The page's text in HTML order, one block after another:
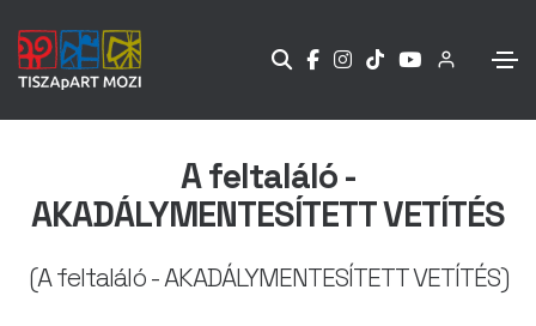
A feltaláló -
AKADÁLYMENTESÍTETT VETÍTÉS
(A feltaláló - AKADÁLYMENTESÍTETT VETÍTÉS)